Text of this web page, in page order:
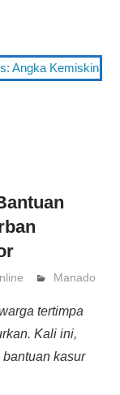
Angka Kemiskinan
Manado
tertimpa
Kali ini,
kasur